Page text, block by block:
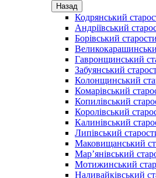
Назад
Кодрянський
Андріївський
Борівський
Гавронщинський
Забуянський
Колонщинський
Комарівський
Копилівський
Королівський
Калинівський
Липівський
Маковищанський
Мар’янівський
Мотижинський
Наливайківський